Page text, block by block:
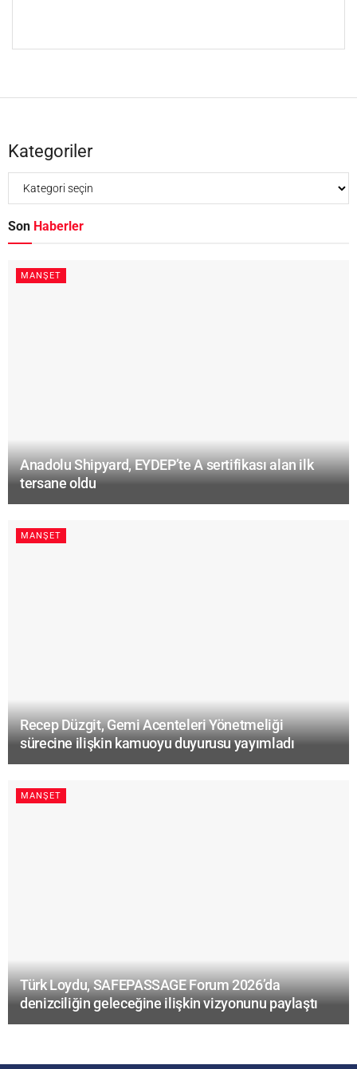
Kategoriler
Son Haberler
MANŞET
Anadolu Shipyard, EYDEP’te A sertifikası alan ilk
tersane oldu
MANŞET
Recep Düzgit, Gemi Acenteleri Yönetmeliği
sürecine ilişkin kamuoyu duyurusu yayımladı
MANŞET
Türk Loydu, SAFEPASSAGE Forum 2026’da
denizciliğin geleceğine ilişkin vizyonunu paylaştı